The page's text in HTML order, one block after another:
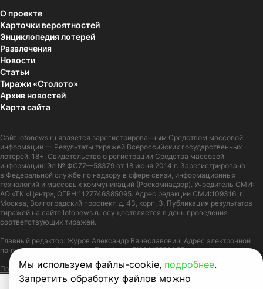
Мы используем файлы-cookie, подробнее.
Запретить обработку файлов можно
О проекте
Карточки вероятностей
Энциклопедия лотерей
Развлечения
Новости
Статьи
Тиражи «Столото»
Архив новостей
Карта сайта
Сайт lotonews.ru является зарегистрированным Средством массовой
информации — Результаты тиражей Всероссийских государственных
лотерей. 18+. Свидетельство о регистрации Средства массовой
информации: Эл № ФС77—58379 от 18 июня 2014 г. Зарегистрировано
в Федеральной службе по надзору в сфере связи, информационных
технологий и массовых коммуникаций (Роскомнадзор). Учредитель СМИ:
АО «ТК «Центр», ОГРН:1127746385095. Адрес редакции СМИ:109316, г.
Москва, Волгоградский проспект, д. 43, корп. 3. Публикация результатов
тиражей на сайте lotonews.ru осуществляется в день проведения
соответствующих тиражей.
Главный редактор: Журов Александр Вячеславович. Адрес электронной
почты:lotonews@stoloto.ru.Телефон:+7(900)5550055
Политика в отношении обработки персональных данныхПравила Cookie